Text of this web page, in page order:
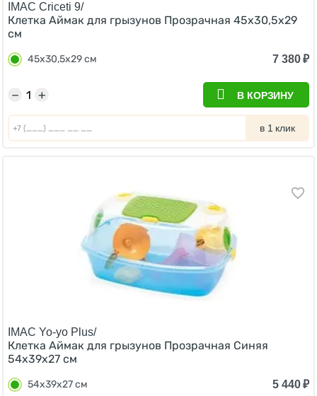
IMAC Criceti 9/
Клетка Аймак для грызунов Прозрачная 45х30,5х29
см
45х30,5х29 см 7 380₽
+
− В КОРЗИНУ
в 1 клик
IMAC Yo-yo Plus/
Клетка Аймак для грызунов Прозрачная Синяя
54х39х27 см
54х39х27 см 5 440₽